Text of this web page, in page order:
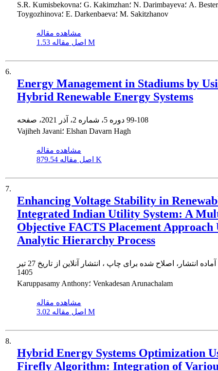
S.R. Kumisbekovna؛ G. Kakimzhan؛ N. Darimbayeva؛ A. Besterekova؛ Z.
Toygozhinova؛ E. Darkenbaeva؛ M. Sakitzhanov
مشاهده مقاله
اصل مقاله 1.53 M
6.
Energy Management in Stadiums by
Hybrid Renewable Energy Systems
99-108
Vajiheh Javani؛ Elshan Davarn Hagh
مشاهده مقاله
اصل مقاله 879.54 K
7.
Enhancing Voltage Stability in
Integrated Indian Utility System: A
Objective FACTS Placement Approach
Analytic Hierarchy Process
انتشار، اصلاح شده برای چاپ ، انتشار آنلاین از تاریخ
27 تیر
1405
Karuppasamy Anthony؛ Venkadesan Arunachalam
مشاهده مقاله
اصل مقاله 3.02 M
8.
Hybrid Energy Systems Optimization
Firefly Algorithm: Integration of